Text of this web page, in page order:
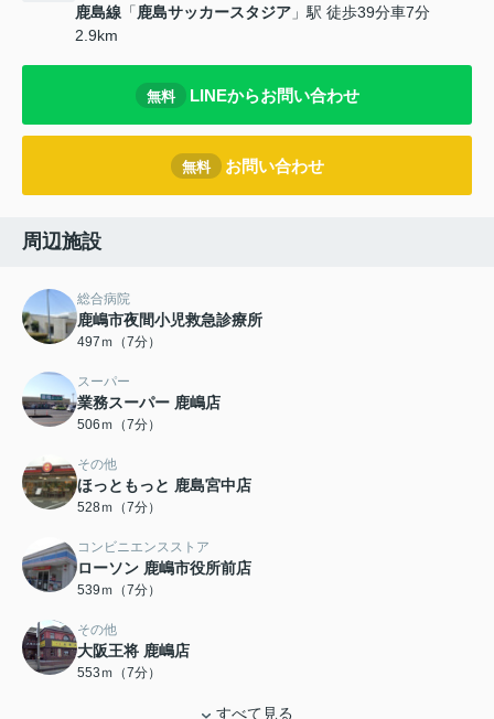
鹿島線 「鹿島サッカースタジア 」駅 徒歩39分車7分
2.9km
無料 LINEからお問い合わせ
無料 お問い合わせ
周辺施設
総合病院
鹿嶋市夜間小児救急診療所
497ｍ（7分）
スーパー
業務スーパー 鹿嶋店
506ｍ（7分）
その他
ほっともっと 鹿島宮中店
528ｍ（7分）
コンビニエンスストア
ローソン 鹿嶋市役所前店
539ｍ（7分）
その他
大阪王将 鹿嶋店
553ｍ（7分）
すべて見る